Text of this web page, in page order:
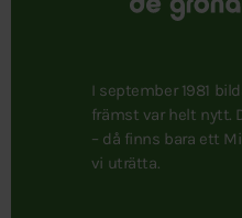
I september 1981
främst var helt nytt.
– då finns bara ett
vi uträtta.